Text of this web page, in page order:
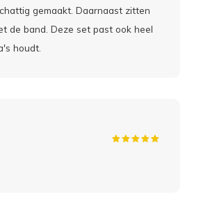
gemaakt. Daarnaast zitten
de band. Deze set past ook heel
houdt.